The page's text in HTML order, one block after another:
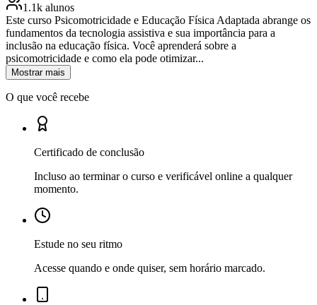
1.1k alunos
Este curso Psicomotricidade e Educação Física Adaptada abrange os
fundamentos da tecnologia assistiva e sua importância para a
inclusão na educação física. Você aprenderá sobre a
psicomotricidade e como ela pode otimizar...
Mostrar mais
O que você recebe
Certificado de conclusão
Incluso ao terminar o curso e verificável online a qualquer
momento.
Estude no seu ritmo
Acesse quando e onde quiser, sem horário marcado.